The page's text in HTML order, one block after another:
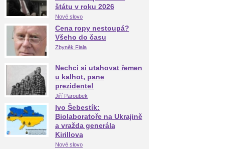
štátu v roku 2026
Nové slovo
Cena ropy nestoupá?
Všeho do času
Zbyněk Fiala
Nechci si utahovat řemen
u kalhot, pane
prezidente!
Jiří Paroubek
Ivo Šebestík:
Biolaboratoře na Ukrajině
a vražda generála
Kirillova
Nové slovo